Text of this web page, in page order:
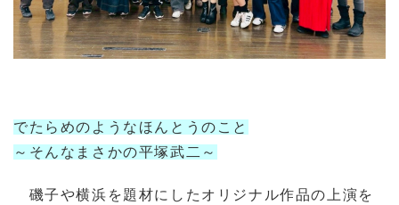
でたらめのようなほんとうのこと
～そんなまさかの平塚武二～
磯子や横浜を題材にしたオリジナル作品の上演を